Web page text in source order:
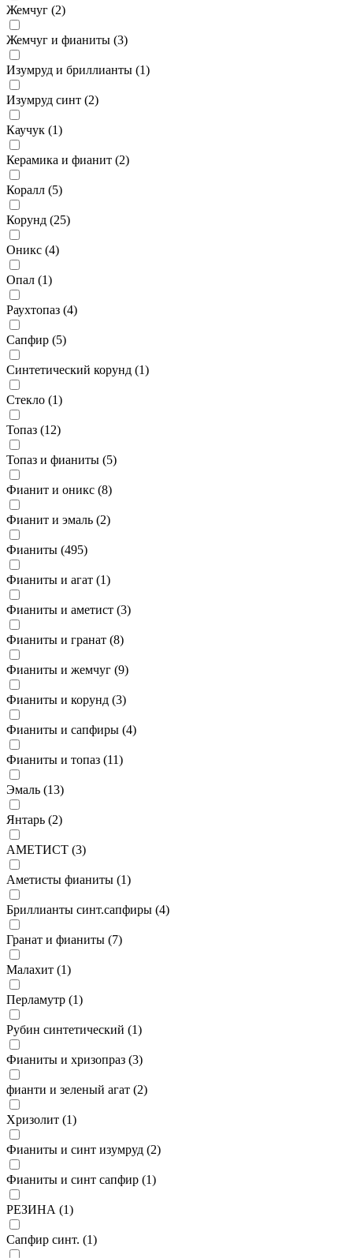
Жемчуг (2)
Жемчуг и фианиты (3)
Изумруд и бриллианты (1)
Изумруд синт (2)
Каучук (1)
Керамика и фианит (2)
Коралл (5)
Корунд (25)
Оникс (4)
Опал (1)
Раухтопаз (4)
Сапфир (5)
Синтетический корунд (1)
Стекло (1)
Топаз (12)
Топаз и фианиты (5)
Фианит и оникс (8)
Фианит и эмаль (2)
Фианиты (495)
Фианиты и агат (1)
Фианиты и аметист (3)
Фианиты и гранат (8)
Фианиты и жемчуг (9)
Фианиты и корунд (3)
Фианиты и сапфиры (4)
Фианиты и топаз (11)
Эмаль (13)
Янтарь (2)
АМЕТИСТ (3)
Аметисты фианиты (1)
Бриллианты синт.сапфиры (4)
Гранат и фианиты (7)
Малахит (1)
Перламутр (1)
Рубин синтетический (1)
Фианиты и хризопраз (3)
фианти и зеленый агат (2)
Хризолит (1)
Фианиты и синт изумруд (2)
Фианиты и синт сапфир (1)
РЕЗИНА (1)
Сапфир синт. (1)